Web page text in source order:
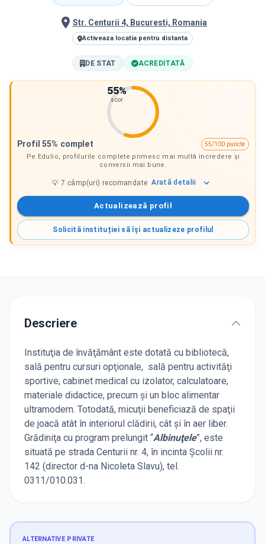
Str. Centurii 4, Bucuresti, Romania
Activeaza locatia pentru distanta
DE STAT ACREDITATĂ
55%
scor
Profil 55% complet
55/100 puncte
Pe Edulio, profilurile complete primesc mai multă încredere și
conversii mai bune.
💡7 câmp(uri) recomandate Arată detalii
Actualizează profil
Solicită instituției să își actualizeze profilul
Descriere
Instituţia de învăţământ este dotată cu bibliotecă,
sală pentru cursuri opţionale, sală pentru activităţi
sportive, cabinet medical cu izolator, calculatoare,
materiale didactice, precum şi un bloc alimentar
ultramodern. Totodată, micuţii beneficiază de spaţii
de joacă atât în interiorul clădirii, cât şi în aer liber.
Grădiniţa cu program prelungit “Albinuţele”, este
situată pe strada Centurii nr. 4, în incinta Şcolii nr.
142 (director d-na Nicoleta Slavu), tel.
0311/010.031.
ALTERNATIVE PRIVATE